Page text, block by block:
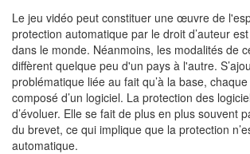
Le jeu vidéo peut constituer une œuvre de
protection automatique par le droit d’auteur
dans le monde. Néanmoins, les modalités de
diffèrent quelque peu d'un pays à l'autre.
problématique liée au fait qu’à la base,
composé d’un logiciel. La protection des
d’évoluer. Elle se fait de plus en plus souvent
du brevet, ce qui implique que la protection
automatique.